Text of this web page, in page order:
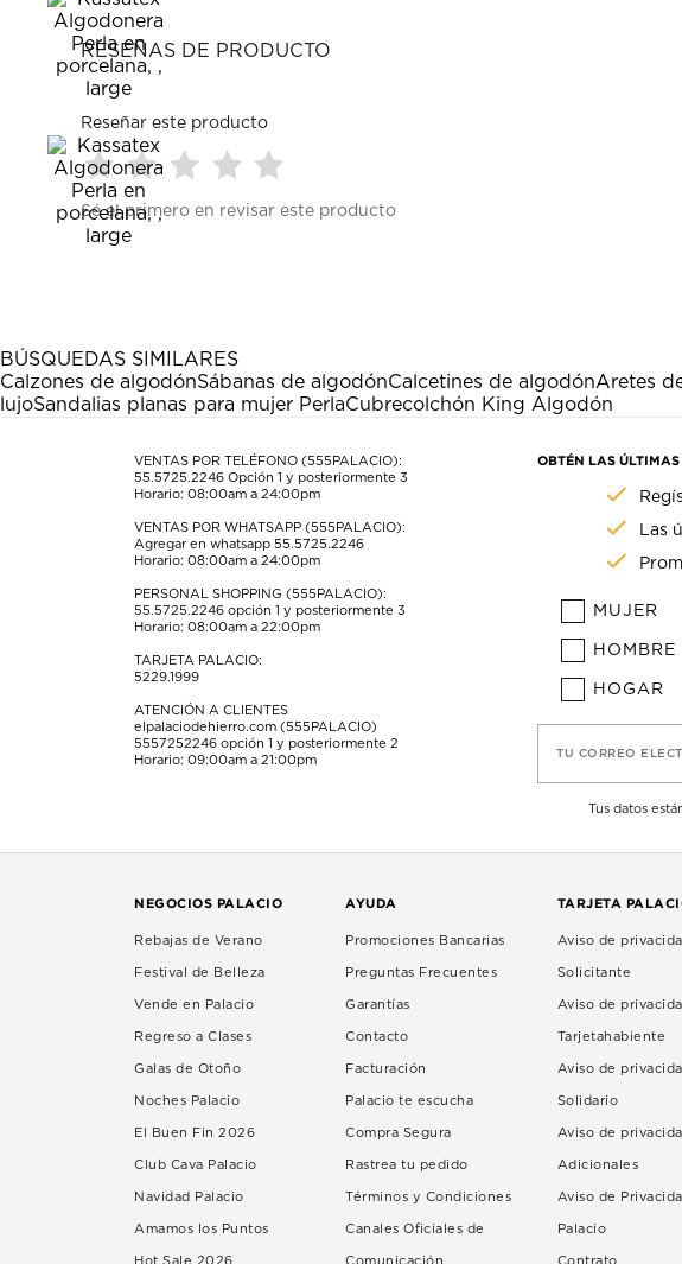
RESEÑAS DE PRODUCTO
Reseñar este producto
Seleccionar
para
calificar
estrella
Esta
acción
abrirá
formulario
Seleccionar
para
calificar
estrellas.
Esta
acción
abrirá
formulario
de
para
estrellas.
Esta
acción
abrirá
formulario
de
para
estrellas.
Esta
acción
abrirá
formulario
de
para
Esta
acción
abrirá
formulario
de
envío.
Sé el primero en revisar este producto
BÚSQUEDAS SIMILARES
Calzones de algodónSábanas de algodónCalcetines de algodónAretes
lujoSandalias planas para mujer PerlaCubrecolchón King Algodón
VENTAS POR TELÉFONO (555PALACIO):
55.5725.2246 Opción 1 y posteriormente 3
Horario: 08:00am a 24:00pm
VENTAS POR WHATSAPP (555PALACIO):
Agregar en whatsapp 55.5725.2246
Horario: 08:00am a 24:00pm
PERSONAL SHOPPING (555PALACIO):
55.5725.2246 opción 1 y posteriormente 3
Horario: 08:00am a 22:00pm
TARJETA PALACIO:
5229.1999
ATENCIÓN A CLIENTES
elpalaciodehierro.com (555PALACIO)
5557252246 opción 1 y posteriormente 2
Horario: 09:00am a 21:00pm
OBTÉN LAS
Las
MUJER
HOMBRE
HOGAR
TU CORREO
Tus datos
NEGOCIOS PALACIO
Rebajas de Verano
Festival de Belleza
Vende en Palacio
Regreso a Clases
Galas de Otoño
Noches Palacio
El Buen Fin 2026
Club Cava Palacio
Navidad Palacio
Amamos los Puntos
Hot Sale 2026
AYUDA
Promociones Bancarias
Preguntas Frecuentes
Garantías
Contacto
Facturación
Palacio te escucha
Compra Segura
Rastrea tu pedido
Términos y Condiciones
Canales Oficiales de
Comunicación
TARJETA
Aviso de
Solicitante
Aviso de
Tarjetahabiente
Aviso de
Solidario
Aviso de
Adicionales
Aviso de
Palacio
Contrato